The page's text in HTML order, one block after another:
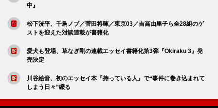
中』
松下洸平、千鳥ノブ／菅田将暉／東京03／吉高由里子ら全28組のゲ
ストを迎えた対談連載が書籍化
愛犬も登場、草なぎ剛の連載エッセイ書籍化第3弾『Okiraku 3』発
売決定
川谷絵音、初のエッセイ本『持っている人』で“事件に巻き込まれて
しまう日々”綴る